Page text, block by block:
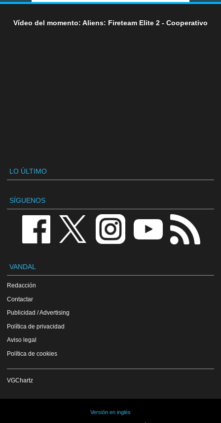
Vídeo del momento: Aliens: Fireteam Elite 2 - Cooperativo
LO ÚLTIMO
SÍGUENOS
VANDAL
Redacción
Contactar
Publicidad / Advertising
Política de privacidad
Aviso legal
Política de cookies
VGChartz
Versión en inglés